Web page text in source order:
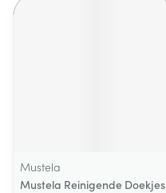
Mustela
Mustela Reinigende Doekjes